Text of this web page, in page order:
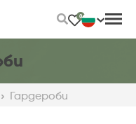
0
Гардероби